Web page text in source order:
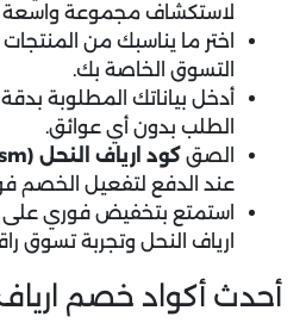
لاستكشاف مجموعة واسعة
اختر ما يناسبك من
التسوق الخاصة بك.
أدخل بياناتك المطلوبة
الطلب بدون أي عوائق.
الصق كود ارياف النحل (5sm)
عند الدفع لتفعيل الخصم
استمتع بتخفيض فوري على
ارياف النحل وتجربة تسوق